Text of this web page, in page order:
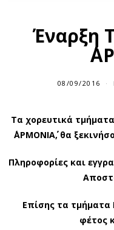
Έναρξη
08/09/2016
Τα χορευτικά
΄΄ΑΡΜΟΝΙΑ΄΄, θα
Πληροφορίες και
Επίσης τα
φέτος